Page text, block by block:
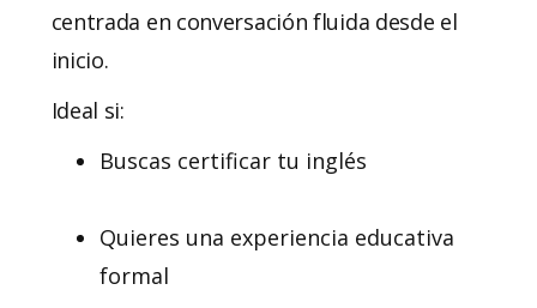
centrada en conversación fluida desde el
inicio.
Ideal si:
Buscas certificar tu inglés
Quieres una experiencia educativa
formal